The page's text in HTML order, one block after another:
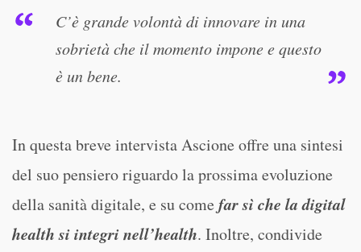
C’è grande volontà di innovare in una
sobrietà che il momento impone e questo
è un bene.
In questa breve intervista Ascione offre una sintesi
del suo pensiero riguardo la prossima evoluzione
della sanità digitale, e su come far sì che la digital
health si integri nell’health. Inoltre, condivide